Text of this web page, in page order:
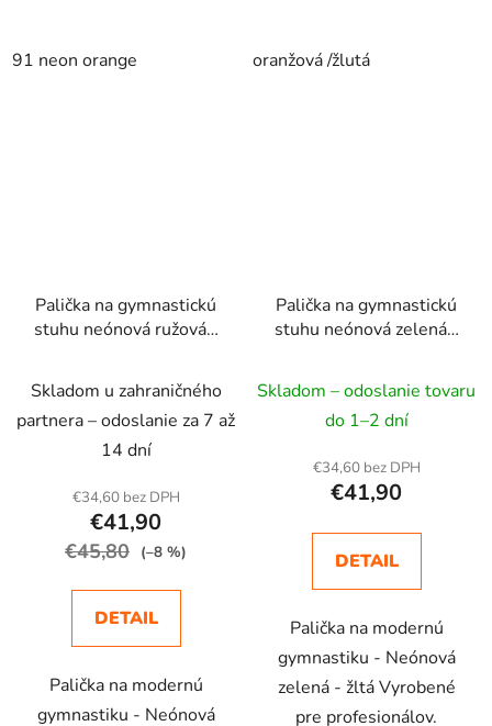
91 neon orange oranžová /žlutá
Palička na gymnastickú
stuhu neónová ružová -
Skladom u zahraničného
partnera – odoslanie za 7 až
14 dní
€34,60 bez DPH
€41,90
€45,80 (–8 %)
DETAIL
Palička na modernú
gymnastiku - Neónová
Palička na gymnastickú
stuhu neónová zelená -
Skladom – odoslanie tovaru
do 1–2 dní
€34,60 bez DPH
€41,90
DETAIL
Palička na modernú
gymnastiku - Neónová
zelená - žltá Vyrobené
pre profesionálov.